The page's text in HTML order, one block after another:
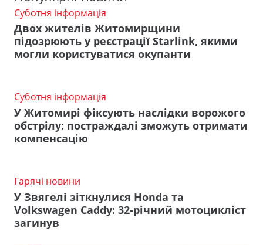
Суботня інформація
Двох жителів Житомирщини
підозрюють у реєстрації Starlink, якими
могли користуватися окупанти
Суботня інформація
У Житомирі фіксують наслідки ворожого
обстрілу: постраждалі зможуть отримати
компенсацію
Гарячі новини
У Звягелі зіткнулися Honda та
Volkswagen Caddy: 32-річний мотоцикліст
загинув